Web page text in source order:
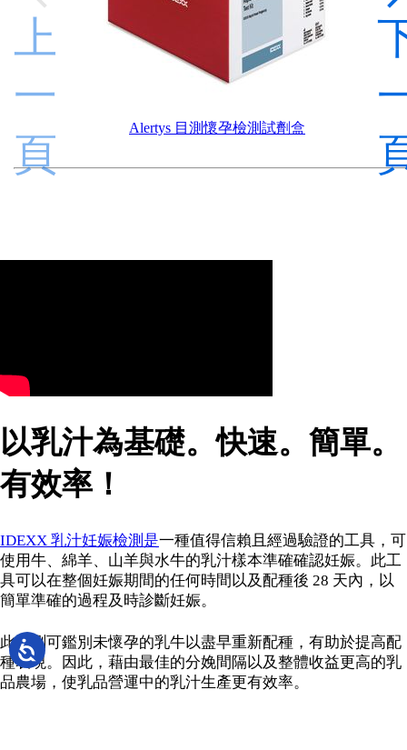
Alertys 目測懷孕檢測試劑盒
上
一
頁
以乳汁為基礎。快速。簡單。
有效率！
IDEXX 乳汁妊娠檢測是一種值得信賴且經過驗證的工具，可
使用牛、綿羊、山羊與水牛的乳汁樣本準確確認妊娠。此工
具可以在整個妊娠期間的任何時間以及配種後 28 天內，以
簡單準確的過程及時診斷妊娠。
此檢測可鑑別未懷孕的乳牛以盡早重新配種，有助於提高配
種表現。因此，藉由最佳的分娩間隔以及整體收益更高的乳
品農場，使乳品營運中的乳汁生產更有效率。